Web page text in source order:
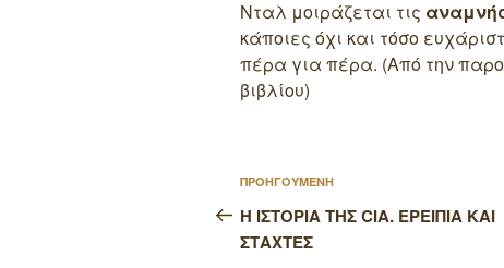
Νταλ μοιράζεται τις
κάποιες όχι και τόσο
πέρα για πέρα. (Από την
βιβλίου)
Πλοήγηση
άρθρων
Προηγούμενο
άρθρο
ΠΡΟΗΓΟΥΜΕΝΗ
Η ΙΣΤΟΡΙΑ ΤΗΣ CIA. ΕΡΕΙΠΙΑ ΚΑΙ
ΣΤΑΧΤΕΣ